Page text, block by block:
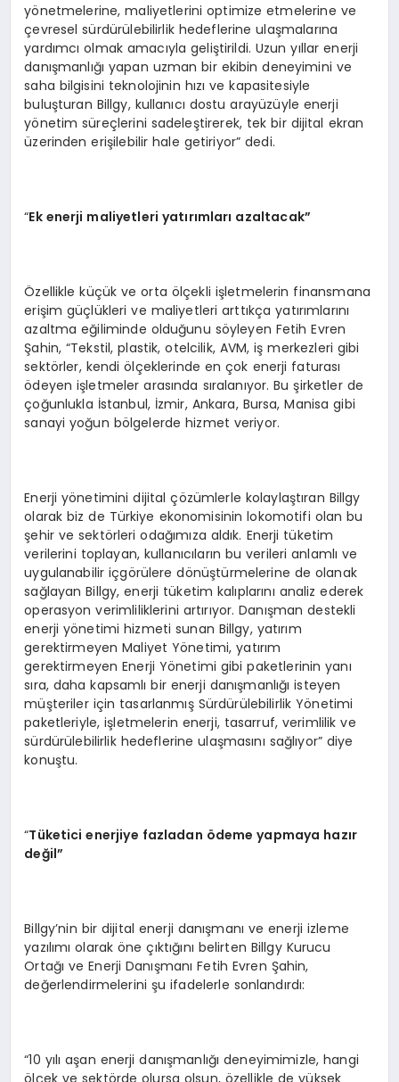
yönetmelerine, maliyetlerini optimize etmelerine ve
çevresel sürdürülebilirlik hedeflerine ulaşmalarına
yardımcı olmak amacıyla geliştirildi. Uzun yıllar enerji
danışmanlığı yapan uzman bir ekibin deneyimini ve
saha bilgisini teknolojinin hızı ve kapasitesiyle
buluşturan Billgy, kullanıcı dostu arayüzüyle enerji
yönetim süreçlerini sadeleştirerek, tek bir dijital ekran
üzerinden erişilebilir hale getiriyor” dedi.
“Ek enerji maliyetleri yatırımları azaltacak”
Özellikle küçük ve orta ölçekli işletmelerin finansmana
erişim güçlükleri ve maliyetleri arttıkça yatırımlarını
azaltma eğiliminde olduğunu söyleyen Fetih Evren
Şahin, “Tekstil, plastik, otelcilik, AVM, iş merkezleri gibi
sektörler, kendi ölçeklerinde en çok enerji faturası
ödeyen işletmeler arasında sıralanıyor. Bu şirketler de
çoğunlukla İstanbul, İzmir, Ankara, Bursa, Manisa gibi
sanayi yoğun bölgelerde hizmet veriyor.
Enerji yönetimini dijital çözümlerle kolaylaştıran Billgy
olarak biz de Türkiye ekonomisinin lokomotifi olan bu
şehir ve sektörleri odağımıza aldık. Enerji tüketim
verilerini toplayan, kullanıcıların bu verileri anlamlı ve
uygulanabilir içgörülere dönüştürmelerine de olanak
sağlayan Billgy, enerji tüketim kalıplarını analiz ederek
operasyon verimliliklerini artırıyor. Danışman destekli
enerji yönetimi hizmeti sunan Billgy, yatırım
gerektirmeyen Maliyet Yönetimi, yatırım
gerektirmeyen Enerji Yönetimi gibi paketlerinin yanı
sıra, daha kapsamlı bir enerji danışmanlığı isteyen
müşteriler için tasarlanmış Sürdürülebilirlik Yönetimi
paketleriyle, işletmelerin enerji, tasarruf, verimlilik ve
sürdürülebilirlik hedeflerine ulaşmasını sağlıyor” diye
konuştu.
“Tüketici enerjiye fazladan ödeme yapmaya hazır
değil”
Billgy’nin bir dijital enerji danışmanı ve enerji izleme
yazılımı olarak öne çıktığını belirten Billgy Kurucu
Ortağı ve Enerji Danışmanı Fetih Evren Şahin,
değerlendirmelerini şu ifadelerle sonlandırdı:
“10 yılı aşan enerji danışmanlığı deneyimimizle, hangi